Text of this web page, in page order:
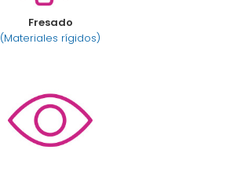
Fresado
(Materiales rígidos)